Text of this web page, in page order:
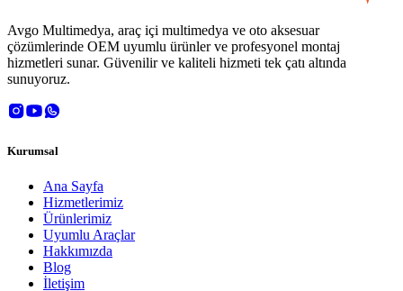
Avgo Multimedya, araç içi multimedya ve oto aksesuar
çözümlerinde OEM uyumlu ürünler ve profesyonel montaj
hizmetleri sunar. Güvenilir ve kaliteli hizmeti tek çatı altında
sunuyoruz.
Kurumsal
Ana Sayfa
Hizmetlerimiz
Ürünlerimiz
Uyumlu Araçlar
Hakkımızda
Blog
İletişim